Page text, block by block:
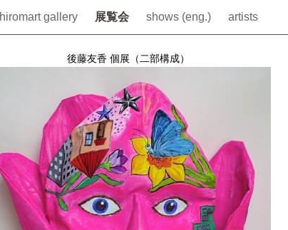
hiromart gallery 展覧会 shows (eng.) artists
後藤友香 個展（二部構成）